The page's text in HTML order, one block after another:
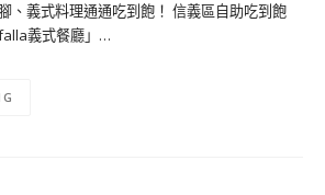
、義式料理通通吃到飽！ 信義區自助吃到飽
義式餐廳」…